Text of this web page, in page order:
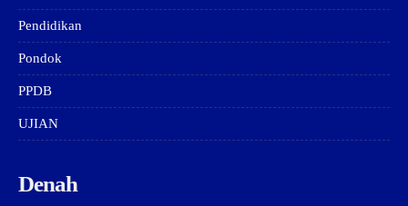
Pendidikan
Pondok
PPDB
UJIAN
Denah